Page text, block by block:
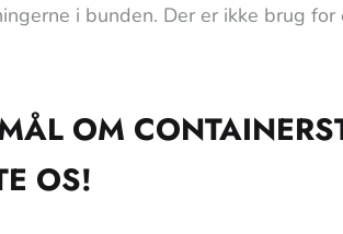
i bunden. Der er ikke brug
OM
OS!